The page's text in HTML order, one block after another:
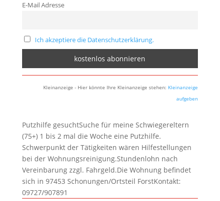
E-Mail Adresse
Ich akzeptiere die Datenschutzerklärung.
Kleinanzeige - Hier könnte Ihre Kleinanzeige stehen: Kleinanzeige
aufgeben
Putzhilfe gesuchtSuche für meine Schwiegereltern
(75+) 1 bis 2 mal die Woche eine Putzhilfe.
Schwerpunkt der Tätigkeiten wären Hilfestellungen
bei der Wohnungsreinigung.Stundenlohn nach
Vereinbarung zzgl. Fahrgeld.Die Wohnung befindet
sich in 97453 Schonungen/Ortsteil ForstKontakt:
09727/907891